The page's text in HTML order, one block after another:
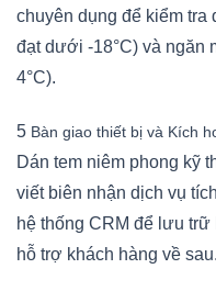
chuyên dụng để kiểm tra
đạt dưới -18°C) và ngăn
4°C).
5 Bàn giao thiết bị và Kích
Dán tem niêm phong kỹ
viết biên nhận dịch vụ
hệ thống CRM để lưu
hỗ trợ khách hàng về sau.